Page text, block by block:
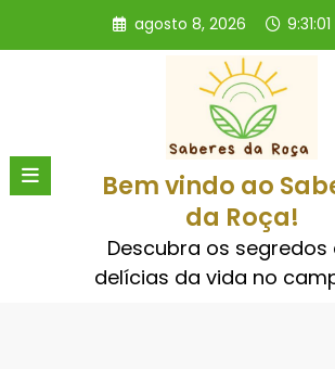
o
agosto 8, 2026
Bem vindo ao
da Roça!
Descubra os segredos
delícias da vida no